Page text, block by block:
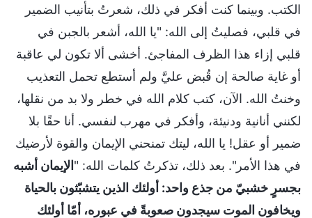
الكتب. وبينما كنت أفكر في ذلك، شعرتُ بتأنيب الضمير
في قلبي، فصليتُ إلى الله: "يا الله، أشعر بالجبن في
قلبي إزاء هذا الظرف المفاجئ. أخشى ألا تكون لي عاقبة
أو غاية صالحة إن قُبض عليَّ ولم أستطع تحمل التعذيب
وخنتُ الله. الآن، كتب كلام الله في خطر ولا بد من نقلها،
لكنني أنانية ودنيئة، وأفكر في مهرب لنفسي. أنا حقًا بلا
ضمير أو عقل! يا الله، ليتك تمنحني الإيمان والقوة لأرضيك
في هذا الأمر". بعد ذلك، تذكرتُ كلمات الله: "الإيمان أشبه
بجسرٍ خشبيّ من جذع واحد: أولئك الذين يتشبّثون بالحياة
ويخافون الموت سيجدون صعوبةً في عبوره، أمّا أولئك